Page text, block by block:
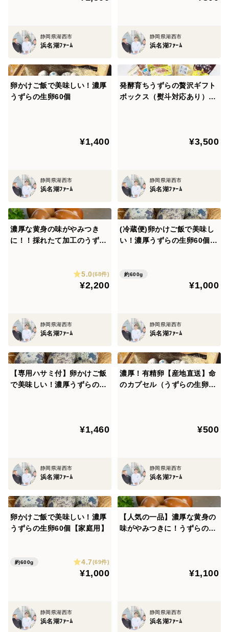
静岡県湖西市
浜名湖ﾌｧｰﾑ
静岡県湖西市
浜名湖ﾌｧｰﾑ
卵かけご飯で美味しい！濃厚
うずらの生卵60個
¥1,400
静岡県湖西市
浜名湖ﾌｧｰﾑ
発酵育ちうずらの贅沢ギフト
ボックス（熨斗対応あり）
¥3,500
静岡県湖西市
浜名湖ﾌｧｰﾑ
濃厚な黄身の味がやみつき
に！！採れたて加工のうずら
5.0(68件)
¥2,200
静岡県湖西市
浜名湖ﾌｧｰﾑ
(冷蔵便)卵かけご飯で美味し
い！濃厚うずらの生卵60個
約600g
¥1,000
静岡県湖西市
浜名湖ﾌｧｰﾑ
【専用ハサミ付】卵かけご飯
で美味しい！濃厚うずらの生
¥1,460
静岡県湖西市
浜名湖ﾌｧｰﾑ
濃厚！有精卵【産地直送】命
のカプセル（うずらの生卵）
¥500
静岡県湖西市
浜名湖ﾌｧｰﾑ
卵かけご飯で美味しい！濃厚
うずらの生卵60個【家庭用】
約600g 4.7(69件)
¥1,000
静岡県湖西市
浜名湖ﾌｧｰﾑ
【人気の一品】濃厚な黄身の
味がやみつきに！うずらの燻
¥1,100
静岡県湖西市
浜名湖ﾌｧｰﾑ